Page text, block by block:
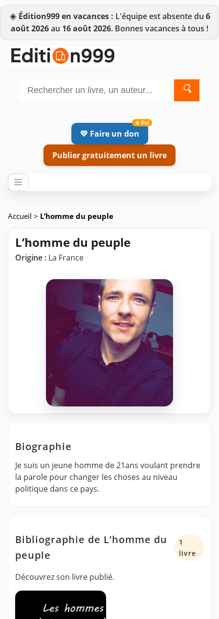
☀️ Édition999 en vacances : L'équipe est absente du 6
août 2026au 16 août 2026. Bonnes vacances à tous !
🔍
💛 Faire un don
Publier gratuitement un livre
Accueil > L’homme du peuple
L’homme du peuple
Origine : La France
Biographie
Je suis un jeune homme de 21ans voulant prendre
la parole pour changer les choses au niveau
politique dans ce pays.
Bibliographie de L’homme du
peuple
1
livre
Découvrez son livre publié.